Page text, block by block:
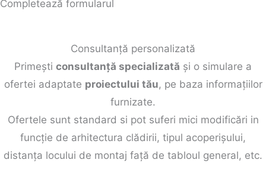
Completează formularul
Consultanță personalizată
Primești consultanță specializată și o simulare a
ofertei adaptate proiectului tău, pe baza informațiilor
furnizate.
Ofertele sunt standard si pot suferi mici modificări in
funcție de arhitectura clădirii, tipul acoperișului,
distanța locului de montaj față de tabloul general, etc.